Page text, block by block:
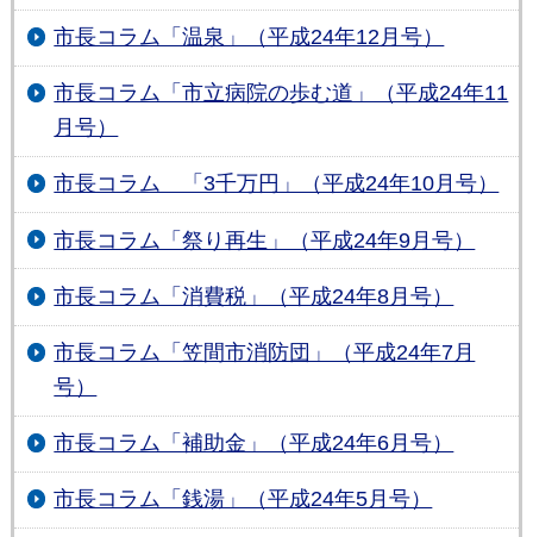
市長コラム「温泉」（平成24年12月号）
市長コラム「市立病院の歩む道」（平成24年11
月号）
市長コラム 「3千万円」（平成24年10月号）
市長コラム「祭り再生」（平成24年9月号）
市長コラム「消費税」（平成24年8月号）
市長コラム「笠間市消防団」（平成24年7月
号）
市長コラム「補助金」（平成24年6月号）
市長コラム「銭湯」（平成24年5月号）